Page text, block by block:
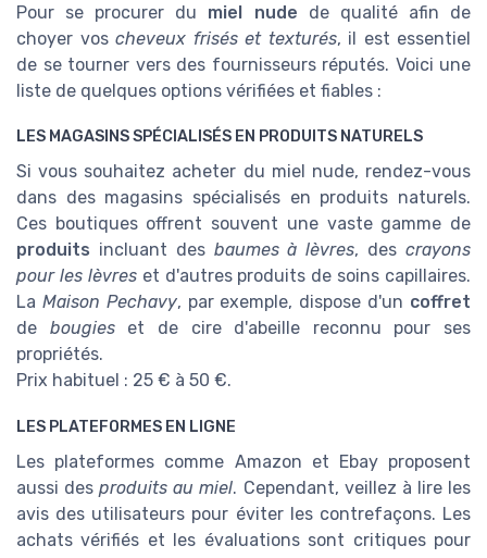
Pour se procurer du miel nude de qualité afin de
choyer vos cheveux frisés et texturés, il est essentiel
de se tourner vers des fournisseurs réputés. Voici une
liste de quelques options vérifiées et fiables :
LES MAGASINS SPÉCIALISÉS EN PRODUITS NATURELS
Si vous souhaitez acheter du miel nude, rendez-vous
dans des magasins spécialisés en produits naturels.
Ces boutiques offrent souvent une vaste gamme de
produits incluant des baumes à lèvres, descrayons
pour les lèvreset d'autres produits de soins capillaires.
La Maison Pechavy, par exemple, dispose d'un coffret
de bougieset de cire d'abeille reconnu pour ses
propriétés.
Prix habituel : 25 € à 50 €.
LES PLATEFORMES EN LIGNE
Les plateformes comme Amazon et Ebay proposent
aussi desproduits au miel. Cependant, veillez à lire les
avis des utilisateurs pour éviter les contrefaçons. Les
achats vérifiés et les évaluations sont critiques pour